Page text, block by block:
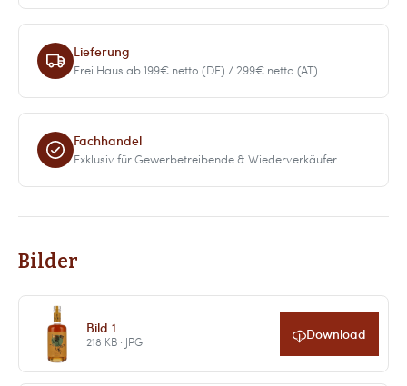
Lieferung
Frei Haus ab 199€ netto (DE) / 299€ netto (AT).
Fachhandel
Exklusiv für Gewerbetreibende & Wiederverkäufer.
Bilder
Bild 1
218 KB · JPG Download